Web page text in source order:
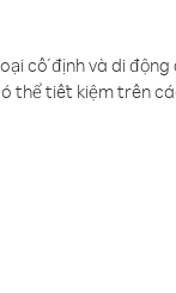
cố định và di động
thể tiết kiệm trên